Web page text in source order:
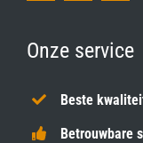
Onze service
Beste
Betrouwbare